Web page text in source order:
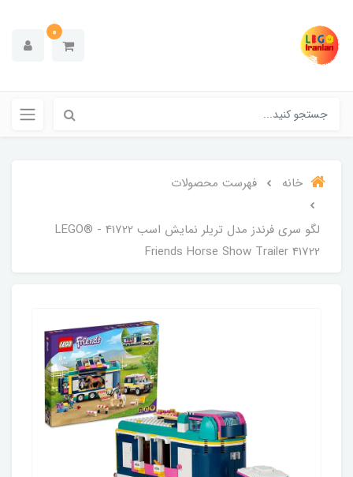
0
خانه فهرست محصولات
لگو سری فرندز مدل تریلر نمایش اسب 41722 - LEGO®
Friends Horse Show Trailer 41722